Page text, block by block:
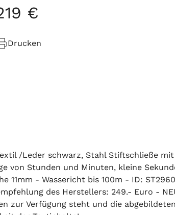
€
Drucken
/Leder schwarz, Stahl Stiftschließe
von Stunden und Minuten, kleine
11mm - Wassericht bis 100m - ID:
des Herstellers: 249.- Euro -
zur Verfügung steht und die